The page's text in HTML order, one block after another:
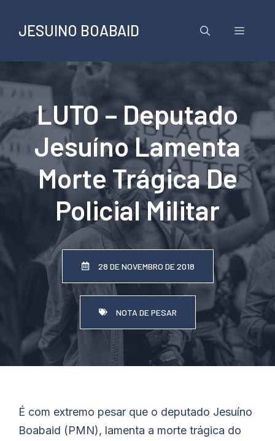
conteúdo
JESUINO BOABAID Menu
LUTO – Deputado
Jesuíno Lamenta
Morte Trágica De
Policial Militar
28 DE NOVEMBRO DE 2018
NOTA DE PESAR
É com extremo pesar que o deputado Jesuíno
Boabaid (PMN), lamenta a morte trágica do